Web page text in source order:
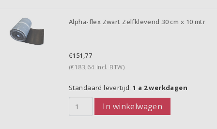
Alpha-flex Zwart Zelfklevend 30 cm x 10 mtr
€151,77
(€183,64 Incl. BTW)
Standaard levertijd: 1 a 2 werkdagen
In winkelwagen